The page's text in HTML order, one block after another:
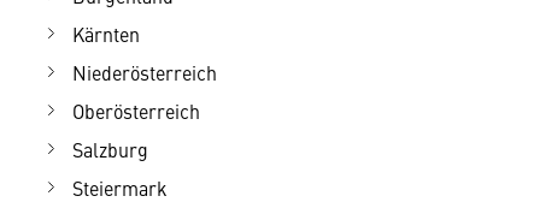
Kärnten
Niederösterreich
Oberösterreich
Salzburg
Steiermark